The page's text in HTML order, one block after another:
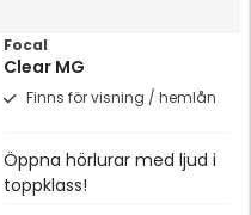
Focal
Clear MG
Finns för visning / hemlån
Öppna hörlurar med ljud i
toppklass!